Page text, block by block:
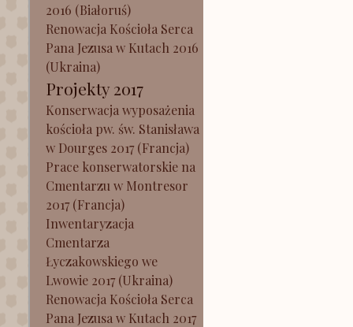
2016 (Białoruś)
Renowacja Kościoła Serca
Pana Jezusa w Kutach 2016
(Ukraina)
Projekty 2017
Konserwacja wyposażenia
kościoła pw. św. Stanisława
w Dourges 2017 (Francja)
Prace konserwatorskie na
Cmentarzu w Montresor
2017 (Francja)
Inwentaryzacja
Cmentarza
Łyczakowskiego we
Lwowie 2017 (Ukraina)
Renowacja Kościoła Serca
Pana Jezusa w Kutach 2017